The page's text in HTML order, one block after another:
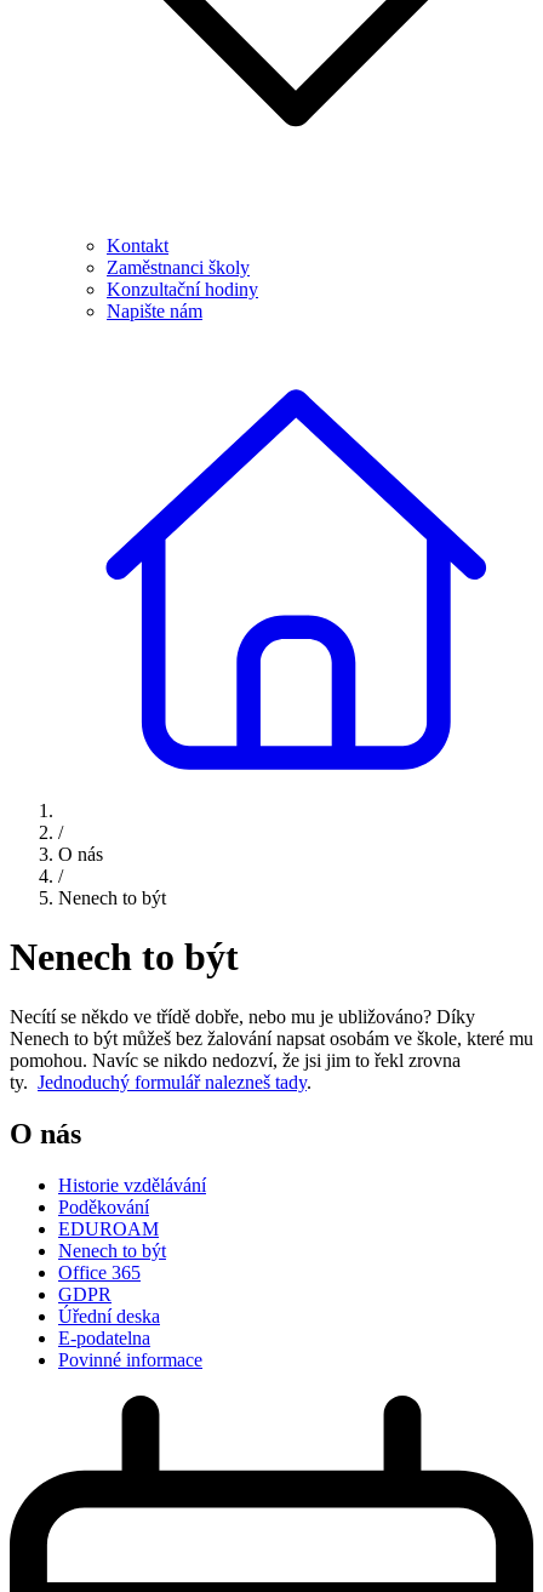
Kontakt
Zaměstnanci školy
Konzultační hodiny
Napište nám
/
O nás
/
Nenech to být
Nenech to být
Necítí se někdo ve třídě dobře, nebo mu je ubližováno? Díky
Nenech to být můžeš bez žalování napsat osobám ve škole, které mu
pomohou. Navíc se nikdo nedozví, že jsi jim to řekl zrovna
ty. Jednoduchý formulář nalezneš tady.
O nás
Historie vzdělávání
Poděkování
EDUROAM
Nenech to být
Office 365
GDPR
Úřední deska
E-podatelna
Povinné informace